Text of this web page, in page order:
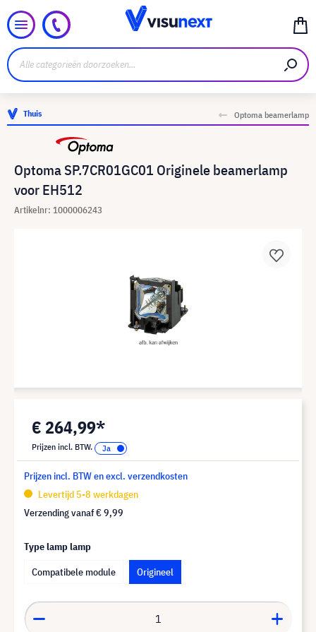
Thuis Optoma beamerlamp
Optoma SP.7CR01GC01 Originele beamerlamp
voor EH512
Artikelnr: 1000006243
€ 264,99*
Prijzen incl. BTW.
Prijzen incl. BTW en excl. verzendkosten
Levertijd 5-8 werkdagen
Verzending vanaf€ 9,99
Type lamp lamp
Compatibele module
Origineel